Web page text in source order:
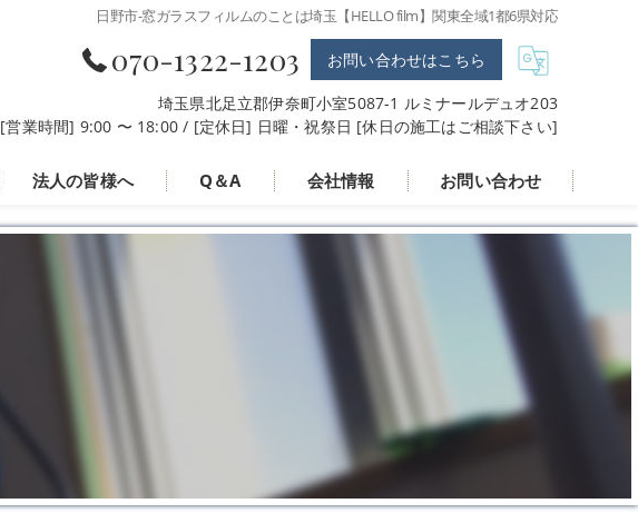
日野市-窓ガラスフィルムのことは埼玉【HELLO film】関東全域1都6県対応
070-1322-1203 お問い合わせはこちら
埼玉県北足立郡伊奈町小室5087-1 ルミナールデュオ203
[営業時間] 9:00 〜 18:00 / [定休日] 日曜・祝祭日 [休日の施工はご相談下さい]
法人の皆様へ Q＆A 会社情報 お問い合わせ